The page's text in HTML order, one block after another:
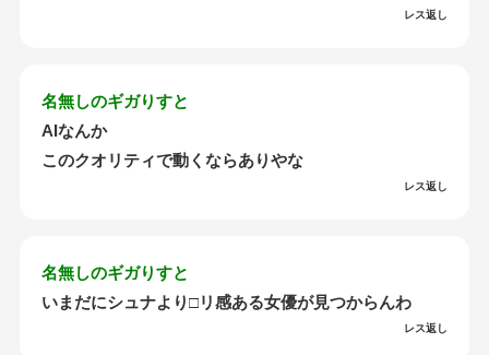
レス返し
名無しのギガりすと
AIなんか
このクオリティで動くならありやな
レス返し
名無しのギガりすと
いまだにシュナより□リ感ある女優が見つからんわ
レス返し